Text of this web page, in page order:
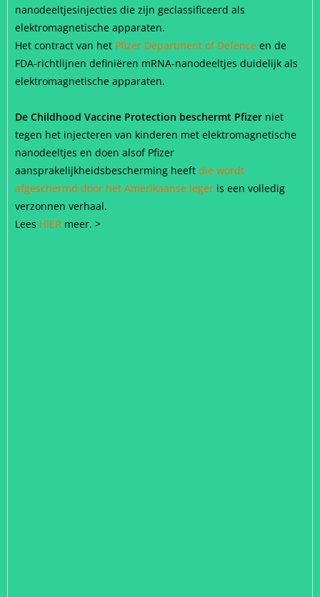
nanodeeltjesinjecties die zijn geclassificeerd als
elektromagnetische apparaten.
Het contract van het Pfizer Department of Defence en de
FDA-richtlijnen definiëren mRNA-nanodeeltjes duidelijk als
elektromagnetische apparaten.
De Childhood Vaccine Protection beschermt Pfizer niet
tegen het injecteren van kinderen met elektromagnetische
nanodeeltjes en doen alsof Pfizer
aansprakelijkheidsbescherming heeft die wordt
afgeschermd door het Amerikaanse leger is een volledig
verzonnen verhaal.
Lees HIER meer. >